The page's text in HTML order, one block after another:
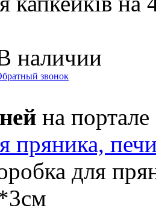
наличии
звонок
на портале
пряника,
для